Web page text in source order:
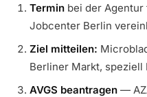
Terminbei der Agentur
Jobcenter Berlin
Ziel mitteilen:
Berliner Markt, speziell
AVGS beantragen—